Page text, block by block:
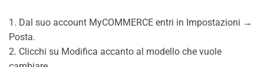
1. Dal suo account MyCOMMERCE entri in Impostazioni →
Posta.
2. Clicchi su Modifica accanto al modello che vuole